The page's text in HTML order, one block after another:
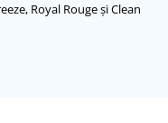
Royal Rouge și Clean